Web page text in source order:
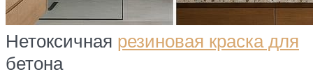
Нетоксичная резиновая краска для
бетона